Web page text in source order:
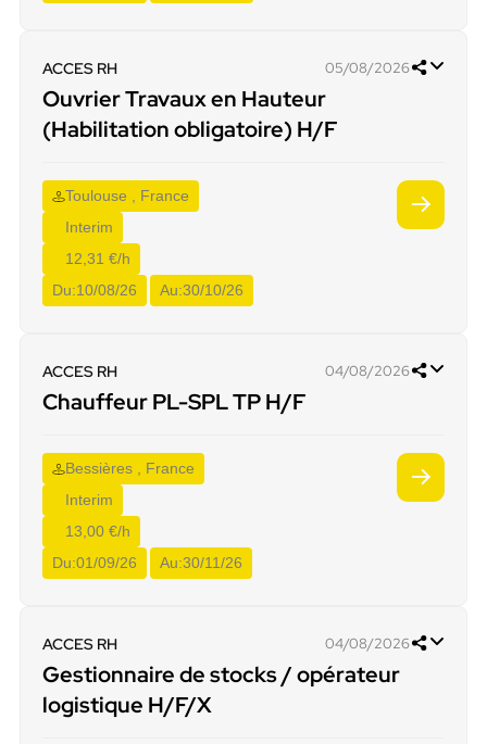
ACCES RH 05/08/2026
Ouvrier Travaux en Hauteur
(Habilitation obligatoire) H/F
Toulouse , France
Interim
12,31 €/h
Du:10/08/26 Au:30/10/26
ACCES RH 04/08/2026
Chauffeur PL-SPL TP H/F
Bessières , France
Interim
13,00 €/h
Du:01/09/26 Au:30/11/26
ACCES RH 04/08/2026
Gestionnaire de stocks / opérateur
logistique H/F/X